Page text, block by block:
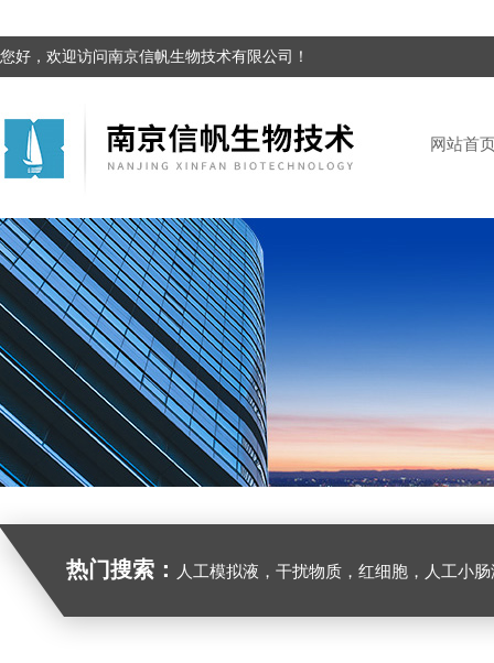
您好，欢迎访问南京信帆生物技术有限公司！
网站首
热门搜索： 人工模拟液，干扰物质，红细胞，人工小